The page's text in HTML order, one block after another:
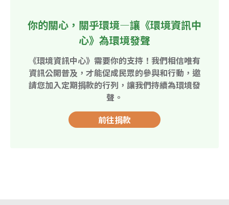
你的關心，關乎環境—讓《環境資訊中
心》為環境發聲
《環境資訊中心》需要你的支持！我們相信唯有
資訊公開普及，才能促成民眾的參與和行動，邀
請您加入定期捐款的行列，讓我們持續為環境發
聲。
前往捐款